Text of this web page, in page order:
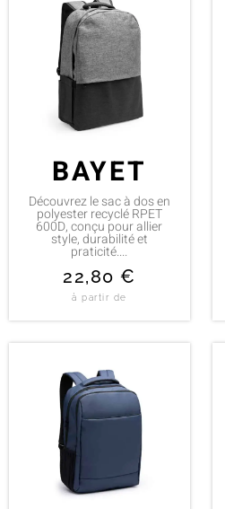
BAYET
Découvrez le sac à dos en
polyester recyclé RPET
600D, conçu pour allier
style, durabilité et
praticité....
22,80 €
à partir de